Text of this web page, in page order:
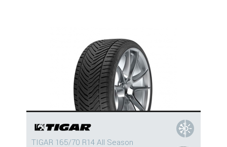
TIGAR 165/70 R14 All Season